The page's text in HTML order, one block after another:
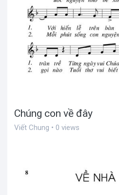
Chúng con về đây
Viết Chung • 0 views